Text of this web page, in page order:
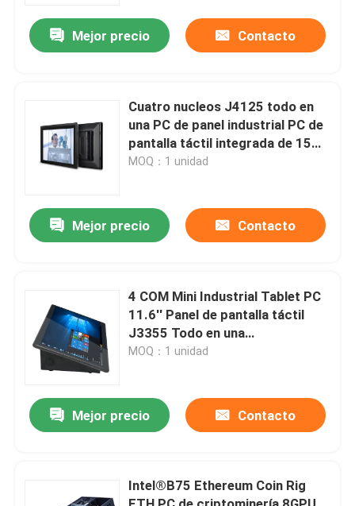
Mejor precio Contacto
Cuatro nucleos J4125 todo en
una PC de panel industrial PC de
pantalla táctil integrada de 15
pulgadas
MOQ：1 unidad
Mejor precio Contacto
4 COM Mini Industrial Tablet PC
11.6'' Panel de pantalla táctil
J3355 Todo en una
computadora
MOQ：1 unidad
Mejor precio Contacto
Intel®B75 Ethereum Coin Rig